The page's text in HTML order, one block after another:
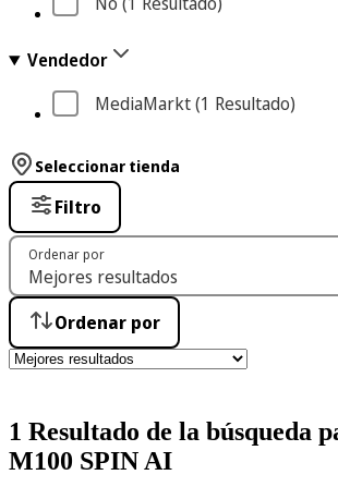
Vendedor
MediaMarkt (1 Resultado)
1 Resultado de la búsqueda
M100 SPIN AI
Seleccionar tienda
Filtro
Ordenar por
Ordenar por